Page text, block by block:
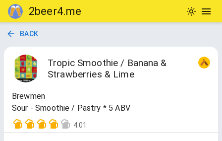
2beer4.me
BACK
Tropic Smoothie / Banana &
Strawberries & Lime
Brewmen
Sour - Smoothie / Pastry * 5 ABV
4.01